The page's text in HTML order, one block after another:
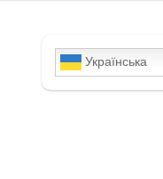
Українська